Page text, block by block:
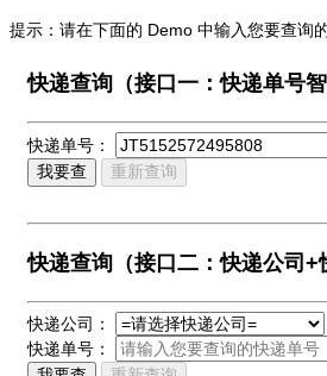
提示：请在下面的 Demo 中输入您要查询
快递查询（接口一：快递单号智
快递单号：
我要查
重新查询
快递查询（接口二：快递公司+
快递公司：
快递单号：